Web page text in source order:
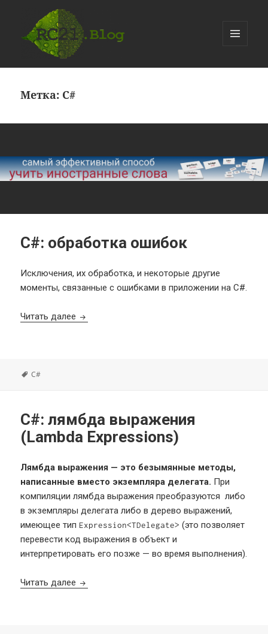
ВИДЖЕТЫ
Метка: C#
C#: обработка ошибок
Исключения, их обработка, и некоторые другие
моменты, связанные с ошибками в приложении на C#.
Читать далее C#: обработка ошибок
Метки
C#
C#: лямбда выражения
(Lambda Expressions)
Лямбда выражения — это безымянные методы,
написанные вместо экземпляра делегата. При
компиляции лямбда выражения преобразуются либо
в экземпляры делегата либо в дерево выражений,
имеющее тип Expression<TDelegate> (это позволяет
перевести код выражения в объект и
интерпретировать его позже — во время выполнения).
Читать далее C#: лямбда выражения (Lambda Expressions)